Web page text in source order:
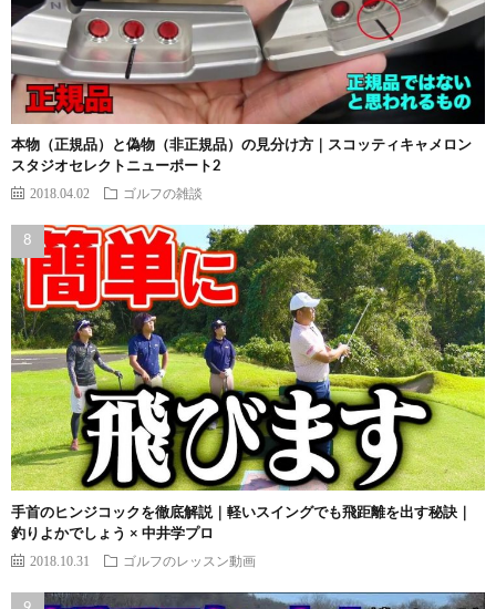
本物（正規品）と偽物（非正規品）の見分け方｜スコッティキャメロン
スタジオセレクトニューポート2
2018.04.02 ゴルフの雑談
手首のヒンジコックを徹底解説｜軽いスイングでも飛距離を出す秘訣｜
釣りよかでしょう × 中井学プロ
2018.10.31 ゴルフのレッスン動画